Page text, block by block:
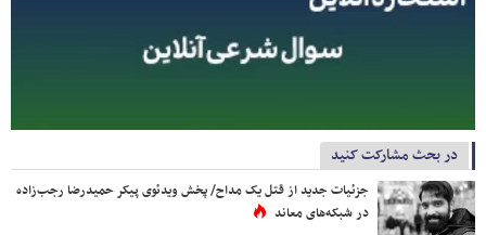
در بحث مشارکت کنید
جزئیات جدید از قتل یک مداح/ پخش ویدئوی پیکر حمیدرضا رجب‌زاده
در شبکه‌های معاند